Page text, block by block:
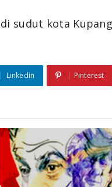
sudut kota
Linkedin Pinterest